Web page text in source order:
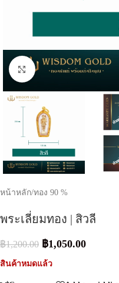
Click to enlarge
หน้าหลัก/ทอง 90 %
พระเลี่ยมทอง | สิวลี
฿1,200.00 ฿1,050.00
สินค้าหมดแล้ว